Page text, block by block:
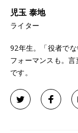
児玉 泰地
ライター
92年生。「役者で
フォーマンスも。
です。